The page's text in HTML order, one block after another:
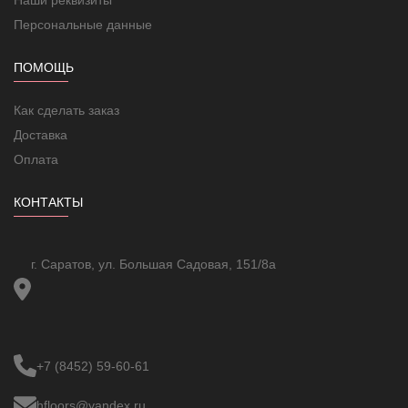
Персональные данные
ПОМОЩЬ
Как сделать заказ
Доставка
Оплата
КОНТАКТЫ
г. Саратов, ул. Большая Садовая, 151/8а
+7 (8452) 59-60-61
hfloors@yandex.ru